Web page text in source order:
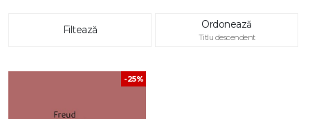
Filtează Ordonează
Titlu descendent
-25%